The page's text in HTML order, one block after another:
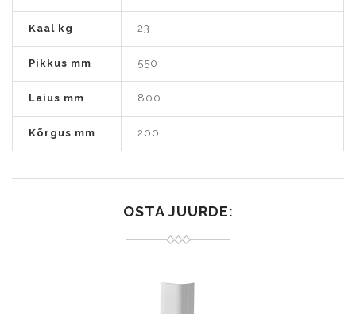
Kaal kg 23
Pikkus mm 550
Laius mm 800
Kõrgus mm 200
OSTA JUURDE: